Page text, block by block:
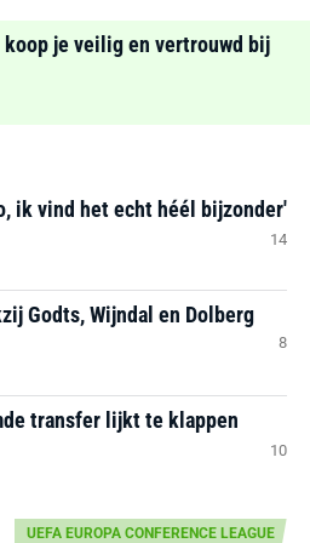
je veilig en vertrouwd bij
ik vind het echt héél bijzonder'
14
Godts, Wijndal en Dolberg
8
transfer lijkt te klappen
10
UEFA EUROPA CONFERENCE LEAGUE